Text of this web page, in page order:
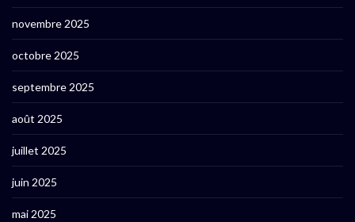
novembre 2025
octobre 2025
septembre 2025
août 2025
juillet 2025
juin 2025
mai 2025